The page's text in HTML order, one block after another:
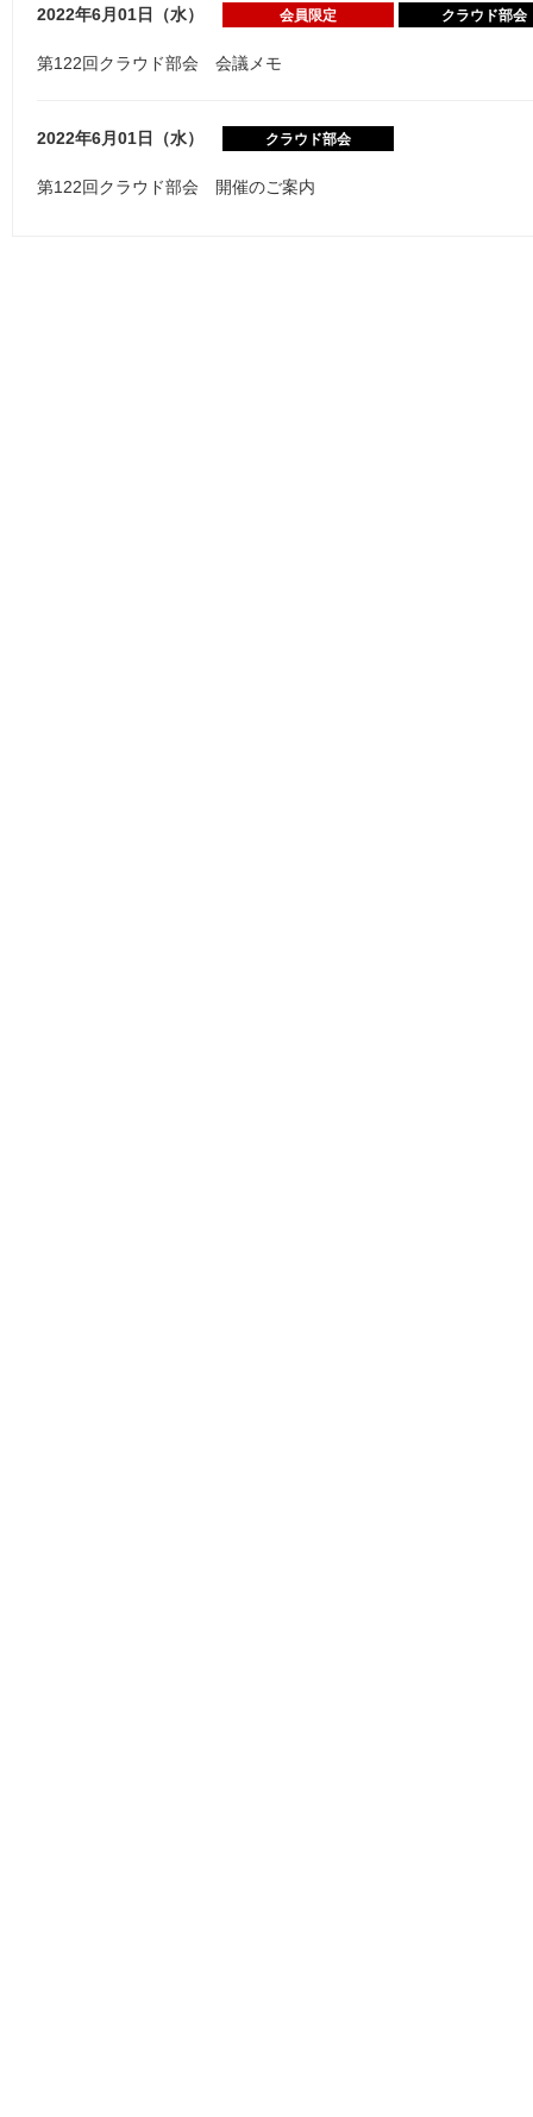
2022年6月01日（水） 会員限定 クラウド部会
第122回クラウド部会 会議メモ
2022年6月01日（水） クラウド部会
第122回クラウド部会 開催のご案内